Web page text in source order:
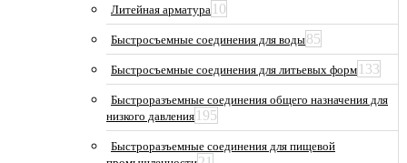
Литейная арматура 10
Быстросъемные соединения для воды85
Быстросъемные соединения для литьевых форм 133
Быстроразъемные соединения общего назначения для
низкого давления 195
Быстроразъемные соединения для пищевой